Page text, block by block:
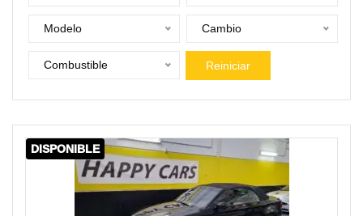
Modelo Cambio
Combustible Reiniciar
DISPONIBLE